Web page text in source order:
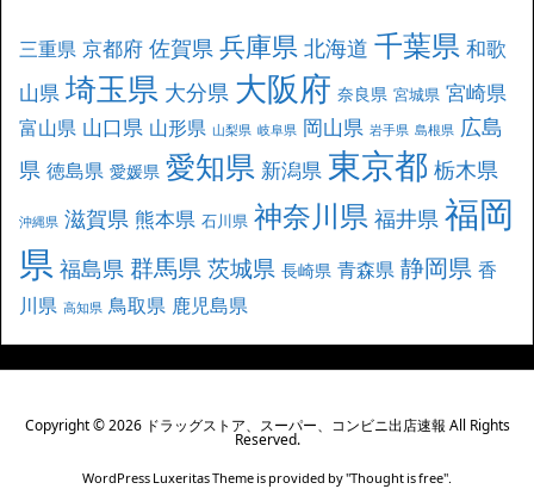
三重県 京都府 佐賀県 兵庫県 北海道 千葉県 和歌
山県 埼玉県 大分県 大阪府 奈良県 宮城県 宮崎県
富山県 山口県 山形県 山梨県 岐阜県 岡山県 岩手県 島根県 広島
県 徳島県 愛媛県 愛知県 新潟県 東京都 栃木県
沖縄県 滋賀県 熊本県 石川県 神奈川県 福井県 福岡
県 福島県 群馬県茨城県 長崎県 青森県 静岡県 香
川県 高知県 鳥取県 鹿児島県
Copyright ©2026 ドラッグストア、スーパー、コンビニ出店速報 All Rights
Reserved.
WordPress Luxeritas Theme is provided by "Thought is free".